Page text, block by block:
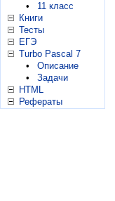
•
11 класс
Книги
Тесты
ЕГЭ
Turbo Pascal 7
•
Описание
•
Задачи
HTML
Рефераты